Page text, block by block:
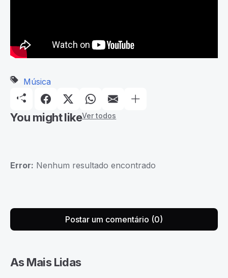
Música
You might likeVer todos
Error: Nenhum resultado encontrado
Postar um comentário (0)
As Mais Lidas